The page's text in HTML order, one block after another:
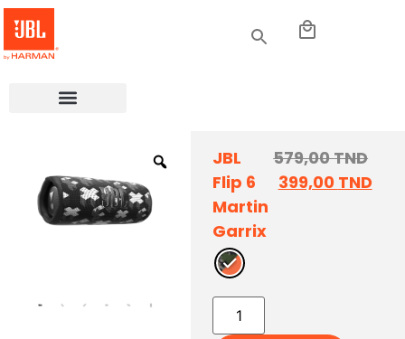
JBL
Flip 6
Martin
Garrix
579,00TND
399,00 TND